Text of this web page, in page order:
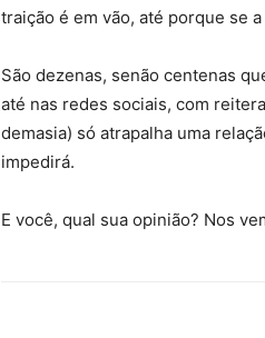
traição é em vão, até porque se
São dezenas, senão centenas
até nas redes sociais, com
demasia) só atrapalha uma
impedirá.
E você, qual sua opinião? Nos